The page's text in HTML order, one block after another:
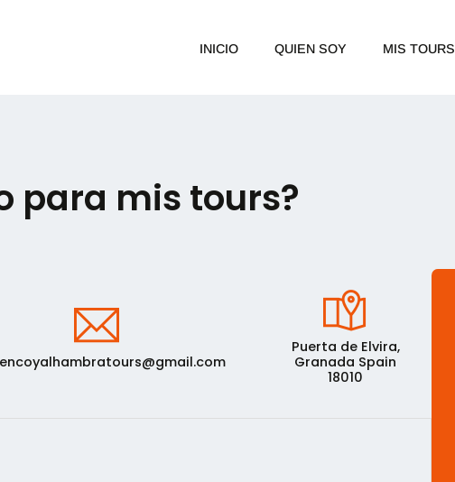
INICIO QUIEN SOY MIS TOURS
para mis tours?
Puerta de Elvira,
Granada Spain
18010